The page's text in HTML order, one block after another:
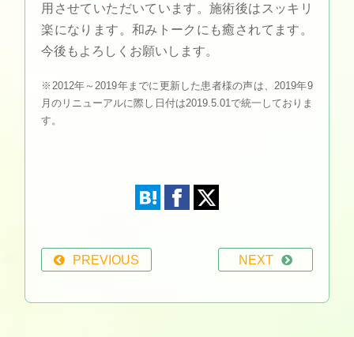
用させていただいています。施術後はスッキリ
楽になります。和みトークにも癒されてます。
今後もよろしくお願いします。
※2012年～2019年までに更新した患者様の声は、2019年9
月のリニューアルに際し日付は2019.5.01で統一しておりま
す。
PREVIOUS NEXT